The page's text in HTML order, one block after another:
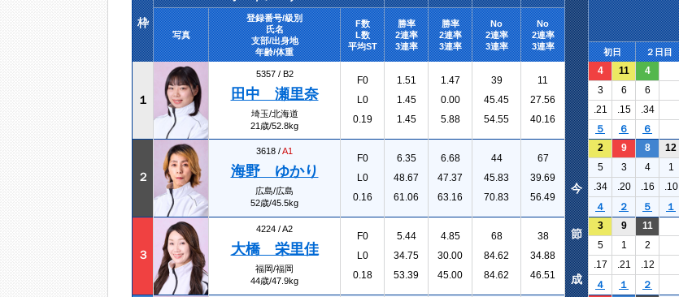
枠
写真
登録番号/級別
氏名
支部/出身地
年齢/体重
F数
L数
平均ST
勝率
2連率
3連率
勝率
2連率
3連率
No
2連率
3連率
No
2連率
3連率
初日 ２日目
１
5357 / B2
田中 瀬里奈
埼玉/北海道
21歳/52.8kg
F0
L0
0.19
1.51
1.45
1.45
1.47
0.00
5.88
39
45.45
54.55
11
27.56
40.16
4 11 4
3 6 6
.21
.15 .34
５
６ ６
２
3618 /A1
海野 ゆかり
広島/広島
52歳/45.5kg
F0
L0
0.16
6.35
48.67
61.06
6.68
47.37
63.16
44
45.83
70.83
67
39.69
56.49
2 9 8 12
5 3 4 1
.34
.20 .16 .10
４
２ ５ １
３
4224 /A2
大橋 栄里佳
福岡/福岡
44歳/47.9kg
F0
L0
0.18
5.44
34.75
53.39
4.85
30.00
45.00
68
84.62
84.62
38
34.88
46.51
3 9 11
5 1 2
.17
.21 .12
４
１ ２
今
節
成